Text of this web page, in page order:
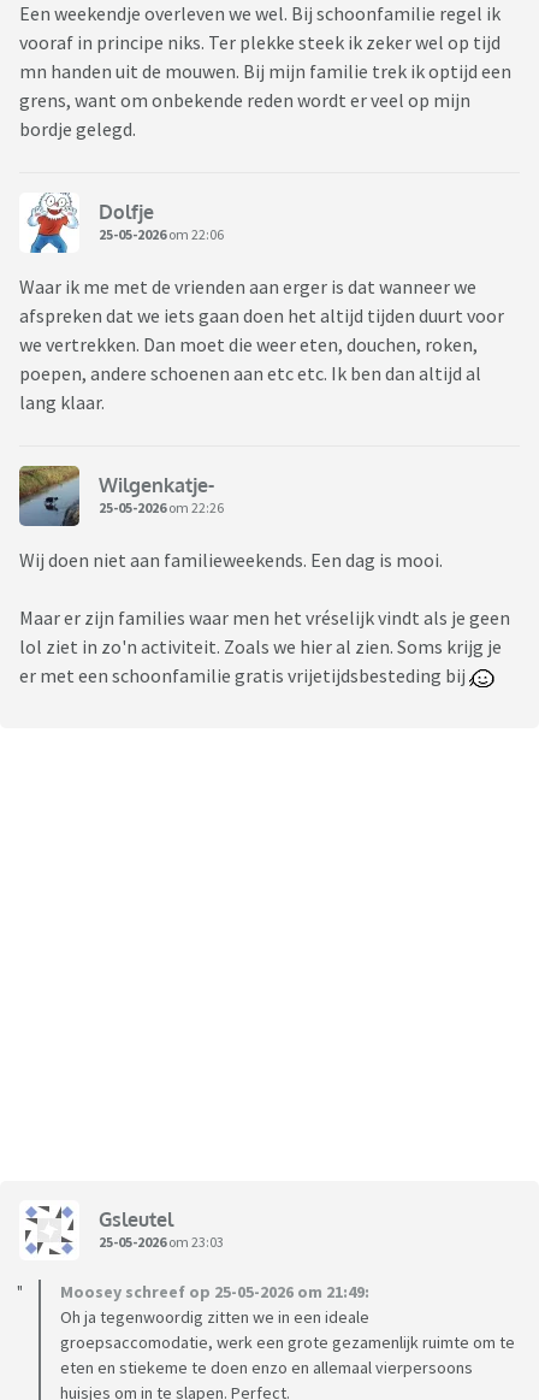
Een weekendje overleven we wel. Bij schoonfamilie regel ik
vooraf in principe niks. Ter plekke steek ik zeker wel op tijd
mn handen uit de mouwen. Bij mijn familie trek ik optijd een
grens, want om onbekende reden wordt er veel op mijn
bordje gelegd.
Dolfje
25-05-2026om 22:06
Waar ik me met de vrienden aan erger is dat wanneer we
afspreken dat we iets gaan doen het altijd tijden duurt voor
we vertrekken. Dan moet die weer eten, douchen, roken,
poepen, andere schoenen aan etc etc. Ik ben dan altijd al
lang klaar.
Wilgenkatje-
25-05-2026om 22:26
Wij doen niet aan familieweekends. Een dag is mooi.
Maar er zijn families waar men het vréselijk vindt als je geen
lol ziet in zo'n activiteit. Zoals we hier al zien. Soms krijg je
er met een schoonfamilie gratis vrijetijdsbesteding bij
Gsleutel
25-05-2026om 23:03
Moosey schreef op 25-05-2026 om 21:49:
Oh ja tegenwoordig zitten we in een ideale
groepsaccomodatie, werk een grote gezamenlijk ruimte om te
eten en stiekeme te doen enzo en allemaal vierpersoons
huisjes om in te slapen. Perfect.